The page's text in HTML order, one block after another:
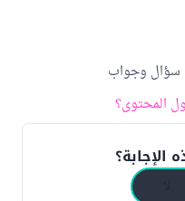
سؤال وجواب
المحتوى؟